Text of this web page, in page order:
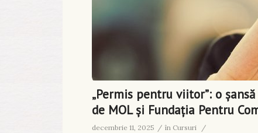
„Permis pentru viitor”: o
de MOL și Fundația Pentru
decembrie 11, 2025 / în Cursuri /